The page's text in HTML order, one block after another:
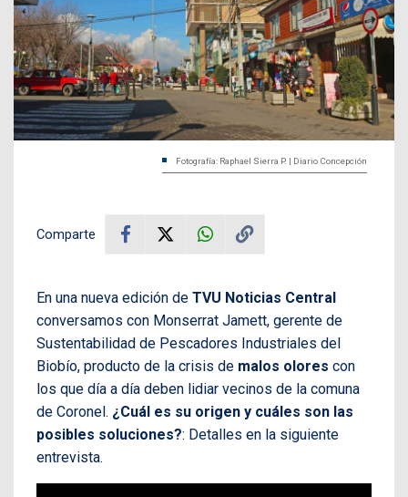
Fotografía: Raphael Sierra P. | Diario Concepción
Comparte
En una nueva edición de TVU Noticias Central
conversamos con Monserrat Jamett, gerente de
Sustentabilidad de Pescadores Industriales del
Biobío, producto de la crisis de malos olores con
los que día a día deben lidiar vecinos de la comuna
de Coronel. ¿Cuál es su origen y cuáles son las
posibles soluciones?: Detalles en la siguiente
entrevista.